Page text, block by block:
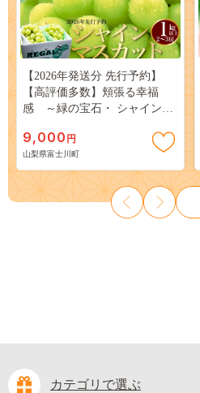
【2026年発送分 先行予約】
【高評価多数】頬張る幸福
感 ～緑の宝石・ シャインマ
３房） フルーツ 山梨県産 果
物 くだもの シャイン マスカ
ット ぶどう ブドウ 葡萄 大粒
種なし 先行予約 富士川町
10000円 一万円 9000円 九千円
9,000 円
山梨県富士川町
カテゴリで選ぶ